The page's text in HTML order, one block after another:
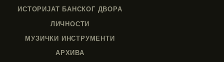
ИСТОРИЈАТ БАНСКОГ ДВОРА
ЛИЧНОСТИ
МУЗИЧКИ ИНСТРУМЕНТИ
АРХИВА